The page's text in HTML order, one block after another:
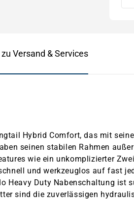
Versand & Services
Hybrid Comfort, das mit
seinen stabilen Rahmen
wie ein unkomplizierter
und werkzeuglos auf fast
Duty Nabenschaltung ist
sind die zuverlässigen